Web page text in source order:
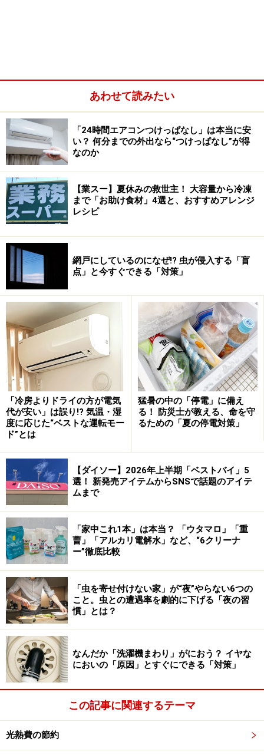
2.【靴箱と靴】湿気の「たまり場」をリセ
ット
湿度が高い靴箱は新聞紙を敷いて、除湿剤を置く
靴箱は家の中でも特に通気性が悪く、さらに雨の日の水
分が持ち込まれやすいため、カビ被害が最も出やすい場
所のひとつです。
【掃除のポイント】
まずは中の靴をすべて外に出しましょう。これだけで靴
箱内の通気性がよくなります。砂ぼこりなどを掃き出し
たあとは、アルコール除菌スプレーなどを使って棚板を
拭き掃除します。ここでの最大のポイントは、「完全に
乾燥させてから」靴を戻すことです。少しでも水分が残
っていると、それが新たなカビの原因になります。出し
た靴は、 靴に白っぽいカビが生えていないか一足ずつチ
ェックしてください。もし見つけた場合は、専用のクリ
ーナーや布を使って除去し、しっかり陰干ししましょ
う。
脱いだばかりの靴は、足の裏から出たコップ一杯分とも
いわれる汗を吸っています。帰宅後すぐに靴箱へしまう
日の習慣として、一晩は玄関に出したままにして、中の
湿気を飛ばしてから収納するよう心掛けてください。
あわせて読みたい
「24時間エアコンつけっぱなし」は本当に安
い？ 何分までの外出なら“つけっぱなし”が得
なのか
【業スー】夏休みの救世主！ 大容量から冷凍
まで「お助け食材」4選と、おすすめアレンジ
レシピ
網戸にしているのになぜ!? 虫が侵入する「盲
点」と今すぐできる「対策」
「冷房よりドライの方が電気
代が安い」は誤り!? 気温・湿
度に応じた“ベストな運転モー
ド”とは
猛暑の中の「停電」に備え
る！ 防災士が教える、命を守
るための「夏の停電対策」
【ダイソー】2026年上半期「ベストバイ」5
選！ 新発売アイテムからSNSで話題のアイテ
ムまで
「家中これ1本」は本当？ 「ウタマロ」「重
曹」「アルカリ電解水」など、“6クリーナ
ー”徹底比較
「虫を寄せ付けない家」が“夜”やらない6つの
こと。虫との遭遇率を劇的に下げる「夜の習
慣」とは？
なんだか「洗濯機まわり」がにおう？ イヤな
においの「原因」とすぐにできる「対策」
この記事に関連するテーマ
光熱費の節約